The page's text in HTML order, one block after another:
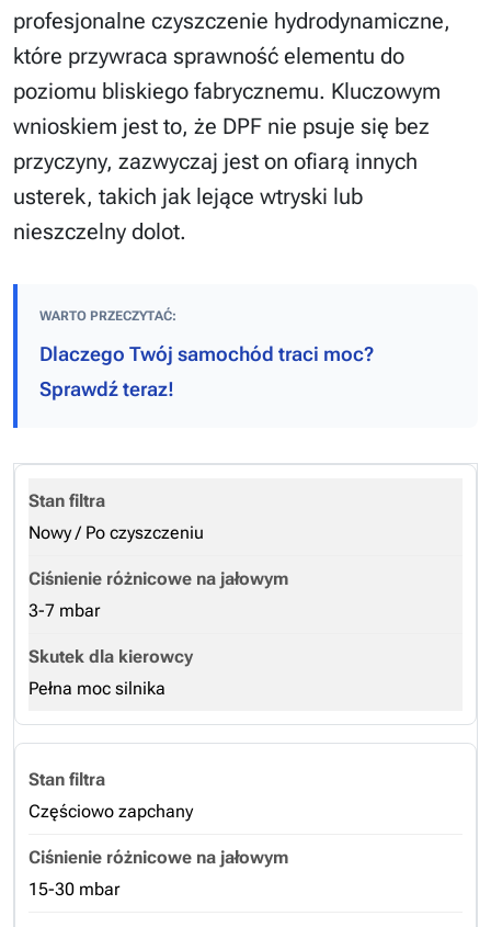
profesjonalne czyszczenie hydrodynamiczne,
które przywraca sprawność elementu do
poziomu bliskiego fabrycznemu. Kluczowym
wnioskiem jest to, że DPF nie psuje się bez
przyczyny, zazwyczaj jest on ofiarą innych
usterek, takich jak lejące wtryski lub
nieszczelny dolot.
WARTO PRZECZYTAĆ:
Dlaczego Twój samochód traci moc?
Sprawdź teraz!
Nowy / Po czyszczeniu
3-7 mbar
Pełna moc silnika
Częściowo zapchany
15-30 mbar